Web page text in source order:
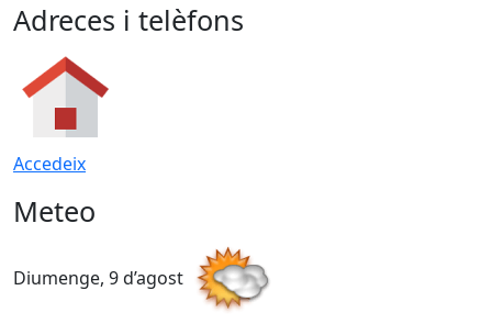
Adreces i telèfons
Accedeix
Meteo
Diumenge, 9 d’agost